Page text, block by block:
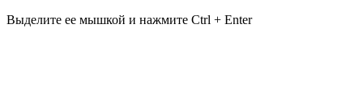
Выделите ее мышкой и нажмите Ctrl + Enter